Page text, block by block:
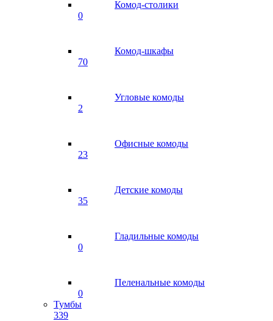
Комод-столики
0
Комод-шкафы
70
Угловые комоды
2
Офисные комоды
23
Детские комоды
35
Гладильные комоды
0
Пеленальные комоды
0
Тумбы
339